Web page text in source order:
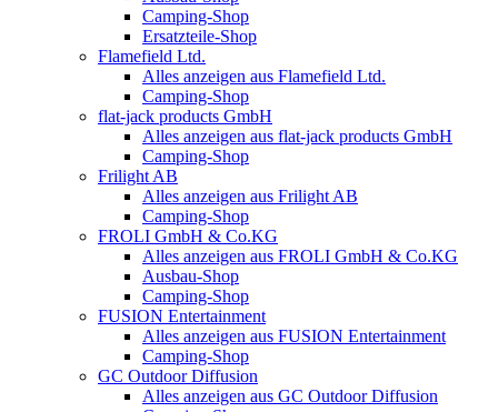
Camping-Shop
Ersatzteile-Shop
Flamefield Ltd.
Alles anzeigen aus Flamefield Ltd.
Camping-Shop
flat-jack products GmbH
Alles anzeigen aus flat-jack products GmbH
Camping-Shop
Frilight AB
Alles anzeigen aus Frilight AB
Camping-Shop
FROLI GmbH & Co.KG
Alles anzeigen aus FROLI GmbH & Co.KG
Ausbau-Shop
Camping-Shop
FUSION Entertainment
Alles anzeigen aus FUSION Entertainment
Camping-Shop
GC Outdoor Diffusion
Alles anzeigen aus GC Outdoor Diffusion